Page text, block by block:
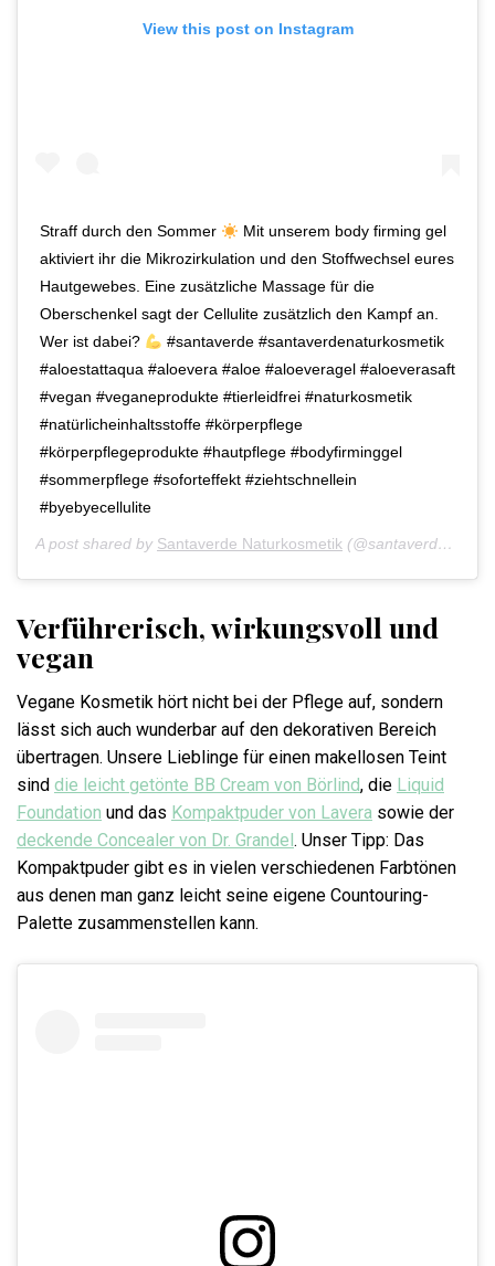
View this post on Instagram
Straff durch den Sommer
Mit unserem body firming gel
aktiviert ihr die Mikrozirkulation und den Stoffwechsel eures
Hautgewebes. Eine zusätzliche Massage für die
Oberschenkel sagt der Cellulite zusätzlich den Kampf an.
Wer ist dabei?
#santaverde #santaverdenaturkosmetik
#aloestattaqua #aloevera #aloe #aloeveragel #aloeverasaft
#vegan #veganeprodukte #tierleidfrei #naturkosmetik
#natürlicheinhaltsstoffe #körperpflege
#körperpflegeprodukte #hautpflege #bodyfirminggel
#sommerpflege #soforteffekt #ziehtschnellein
#byebyecellulite
A post shared by Santaverde Naturkosmetik (@santaverde_naturkosmetik) on
Verführerisch, wirkungsvoll und
vegan
Vegane Kosmetik hört nicht bei der Pflege auf, sondern
lässt sich auch wunderbar auf den dekorativen Bereich
übertragen. Unsere Lieblinge für einen makellosen Teint
sind die leicht getönte BB Cream von Börlind, die Liquid
Foundation und das Kompaktpuder von Lavera sowie der
deckende Concealer von Dr. Grandel . Unser Tipp: Das
Kompaktpuder gibt es in vielen verschiedenen Farbtönen
aus denen man ganz leicht seine eigene Countouring-
Palette zusammenstellen kann.